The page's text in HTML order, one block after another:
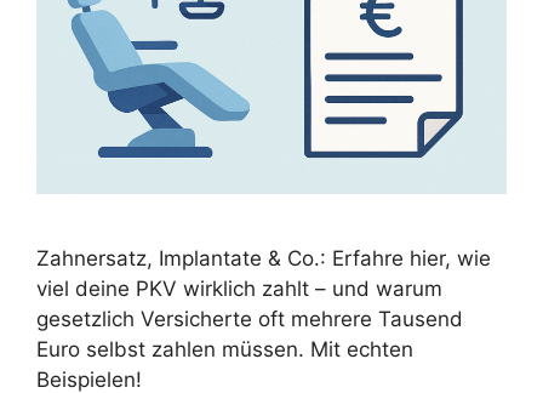
Zahnersatz, Implantate & Co.: Erfahre hier, wie
viel deine PKV wirklich zahlt – und warum
gesetzlich Versicherte oft mehrere Tausend
Euro selbst zahlen müssen. Mit echten
Beispielen!